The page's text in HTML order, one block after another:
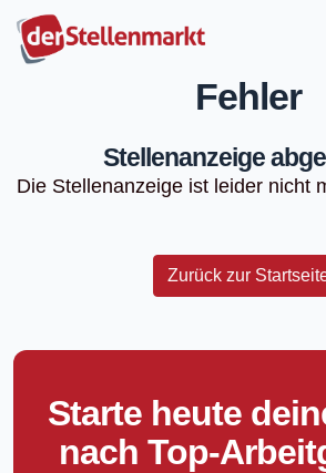
Fehler
Stellenanzeige
Die Stellenanzeige ist leider nicht
Zurück zur
Starte heute
nach Top-